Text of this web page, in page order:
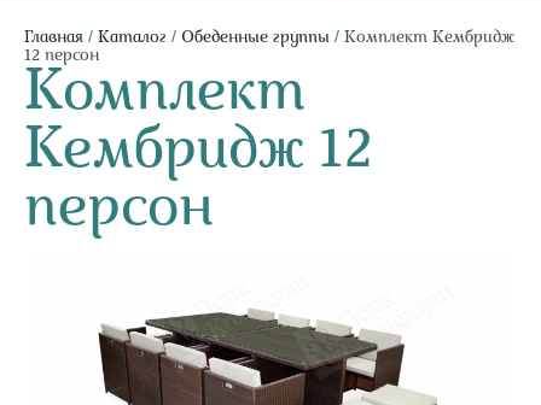
Главная / Каталог / Обеденные группы / Комплект Кембридж
12 персон
Комплект
Кембридж 12
персон